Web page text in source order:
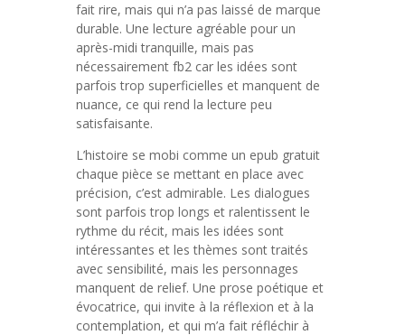
fait rire, mais qui n’a pas laissé de marque
durable. Une lecture agréable pour un
après-midi tranquille, mais pas
nécessairement fb2 car les idées sont
parfois trop superficielles et manquent de
nuance, ce qui rend la lecture peu
satisfaisante.
L’histoire se mobi comme un epub gratuit
chaque pièce se mettant en place avec
précision, c’est admirable. Les dialogues
sont parfois trop longs et ralentissent le
rythme du récit, mais les idées sont
intéressantes et les thèmes sont traités
avec sensibilité, mais les personnages
manquent de relief. Une prose poétique et
évocatrice, qui invite à la réflexion et à la
contemplation, et qui m’a fait réfléchir à